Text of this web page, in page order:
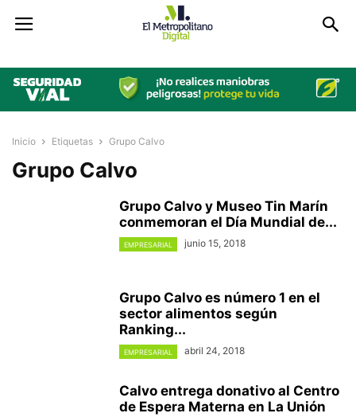
Inicio Etiquetas Grupo Calvo
Grupo Calvo
Grupo Calvo y Museo Tin Marín
conmemoran el Día Mundial de...
EMPRESARIAL junio 15, 2018
Grupo Calvo es número 1 en el
sector alimentos según
Ranking...
EMPRESARIAL abril 24, 2018
Calvo entrega donativo al Centro
de Espera Materna en La Unión